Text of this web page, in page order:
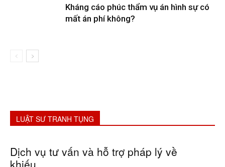
Kháng cáo phúc thẩm vụ án hình sự có
mất án phí không?
LUẬT SƯ TRANH TỤNG
Dịch vụ tư vấn và hỗ trợ pháp lý về
khiếu...